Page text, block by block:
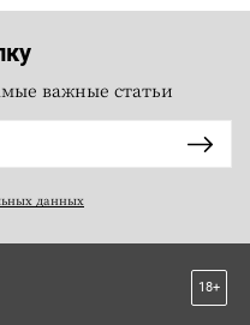
важные статьи
данных
18+